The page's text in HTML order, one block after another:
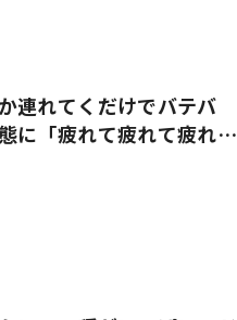
連れてくだけでバテバ
に「疲れて疲れて疲れ果